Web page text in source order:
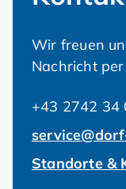
Reisenberg ein.
Haus der Musik,